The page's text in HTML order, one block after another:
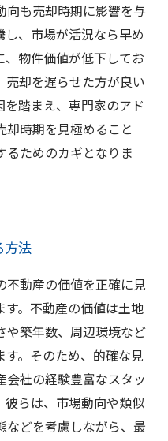
向も売却時期に影響を与
、市場が活況なら早め
、物件価値が低下してお
売却を遅らせた方が良い
踏まえ、専門家のアド
時期を見極めること
るためのカギとなりま
方法
不動産の価値を正確に見
。不動産の価値は土地
や築年数、周辺環境など
。そのため、的確な見
社の経験豊富なスタッ
彼らは、市場動向や類似
などを考慮しながら、最